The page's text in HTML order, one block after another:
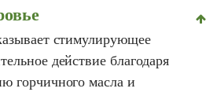
стимулирующее
действие благодаря
горчичного масла и